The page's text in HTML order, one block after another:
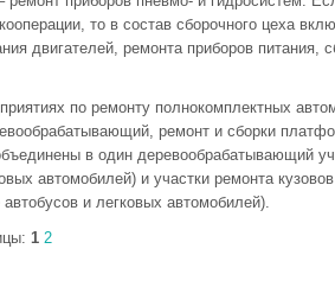
то в состав сборочного цеха
двигателей, ремонта приборов питания,
по ремонту полнокомплектных
ремонт и сборки
в один деревообрабатывающий
автомобилей) и участки ремонта
и легковых автомобилей).
1 2